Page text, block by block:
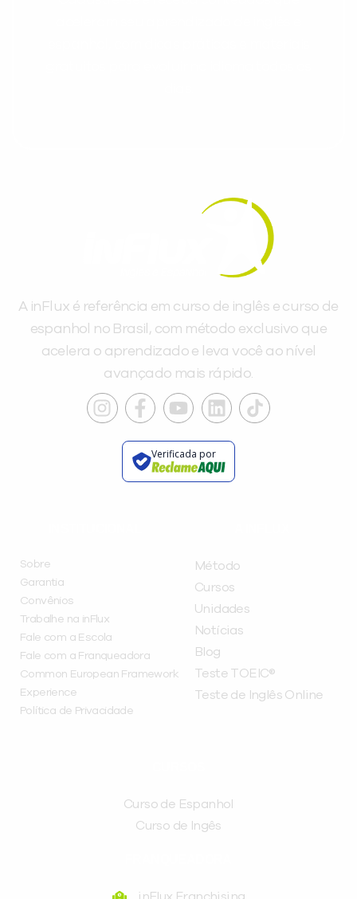
A inFlux é referência em curso de inglês e curso de
espanhol no Brasil, com método exclusivo que
acelera o aprendizado e leva você ao nível
avançado mais rápido.
Verificada por
Sobre
Garantia
Convênios
Trabalhe na inFlux
Fale com a Escola
Fale com a Franqueadora
Common European Framework
Experience
Política de Privacidade
Método
Cursos
Unidades
Notícias
Blog
Teste TOEIC®
Teste de Inglês Online
Curso de Espanhol
Curso de Ingês
inFlux Franchising